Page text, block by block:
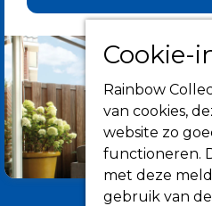
Cookie-
Rainbow
van cookies,
website zo
functioneren.
met deze
gebruik van